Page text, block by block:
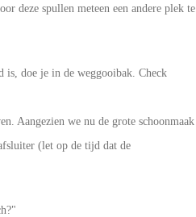
deze spullen meteen een andere plek te
is, doe je in de weggooibak. Check
Aangezien we nu de grote schoonmaak
(let op de tijd dat de